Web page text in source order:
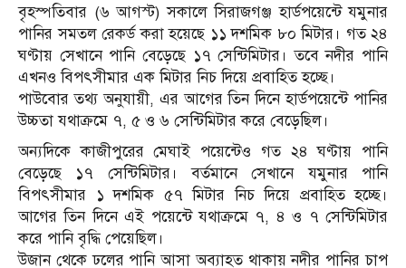
বৃহস্পতিবার (৬ আগস্ট) সকালে সিরাজগঞ্জ হার্ডপয়েন্টে যমুনার
পানির সমতল রেকর্ড করা হয়েছে ১১ দশমিক ৮০ মিটার। গত ২৪
ঘণ্টায় সেখানে পানি বেড়েছে ১৭ সেন্টিমিটার। তবে নদীর পানি
এখনও বিপৎসীমার এক মিটার নিচ দিয়ে প্রবাহিত হচ্ছে।
পাউবোর তথ্য অনুযায়ী, এর আগের তিন দিনে হার্ডপয়েন্টে পানির
উচ্চতা যথাক্রমে ৭, ৫ ও ৬ সেন্টিমিটার করে বেড়েছিল।
অন্যদিকে কাজীপুরের মেঘাই পয়েন্টেও গত ২৪ ঘণ্টায় পানি
বেড়েছে ১৭ সেন্টিমিটার। বর্তমানে সেখানে যমুনার পানি
বিপৎসীমার ১ দশমিক ৫৭ মিটার নিচ দিয়ে প্রবাহিত হচ্ছে।
আগের তিন দিনে এই পয়েন্টে যথাক্রমে ৭, ৪ ও ৭ সেন্টিমিটার
করে পানি বৃদ্ধি পেয়েছিল।
উজান থেকে ঢলের পানি আসা অব্যাহত থাকায় নদীর পানির চাপ